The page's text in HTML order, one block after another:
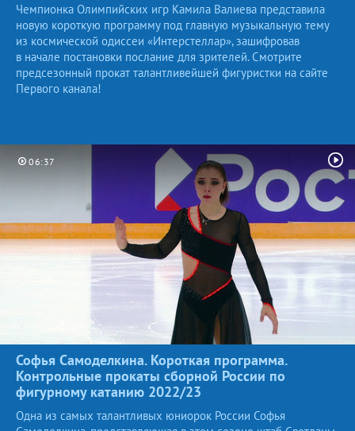
Чемпионка Олимпийских игр Камила Валиева представила
новую короткую программу под главную музыкальную тему
из космической одиссеи «Интерстеллар», зашифровав
в начале постановки послание для зрителей. Смотрите
предсезонный прокат талантливейшей фигуристки на сайте
Первого канала!
06:37
Софья Самоделкина. Короткая программа.
Контрольные прокаты сборной России по
фигурному катанию 2022/23
Одна из самых талантливых юниорок России Софья